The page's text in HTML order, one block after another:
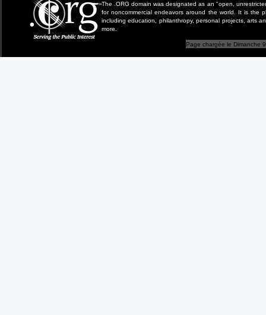
The .ORG domain was designated as an "open,
for noncommercial endeavors around the world. It is the
including education, philanthropy, personal projects, arts
more.
Page chargée le Dimanche